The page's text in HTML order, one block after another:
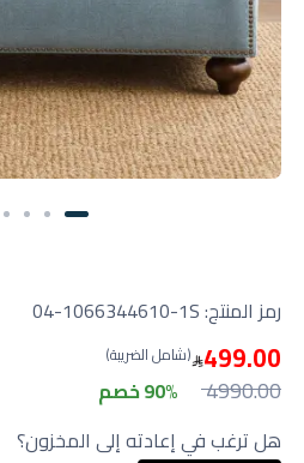
رمز المنتج:04-1066344610-1S
499.00 (شامل الضريبة)
4990.00
90% خصم
هل ترغب في إعادته إلى المخزون؟